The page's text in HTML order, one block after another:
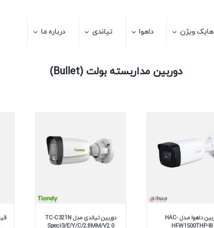
هایک ویژن داهوا تیاندی درباره ما
دوربین مداربسته بولت (Bullet)
دوربین داهوا مـدل HAC-
HFW1500THP-I8
دوربین تیاندی مدل TC-C321N
Spec:I3/E/Y/C/2.8MM/V2.0